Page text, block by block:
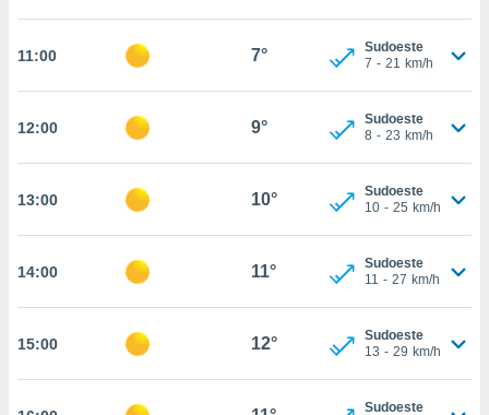
todos os
o
um perfil
e
11:00 7°
Sudoeste
7 - 21 km/h
12:00 9°
Sudoeste
8 - 23 km/h
13:00 10°
Sudoeste
10 - 25 km/h
14:00 11°
Sudoeste
11 - 27 km/h
15:00 12°
Sudoeste
13 - 29 km/h
Sudoeste